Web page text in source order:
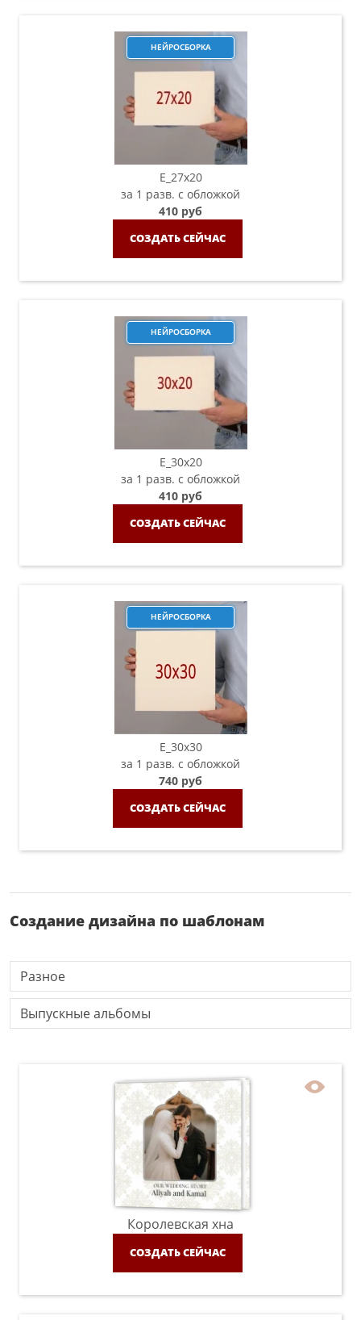
НЕЙРОСБОРКА
E_27x20
за 1 разв. с обложкой
410 руб
СОЗДАТЬ СЕЙЧАС
НЕЙРОСБОРКА
E_30x20
за 1 разв. с обложкой
410 руб
СОЗДАТЬ СЕЙЧАС
НЕЙРОСБОРКА
E_30х30
за 1 разв. с обложкой
740 руб
СОЗДАТЬ СЕЙЧАС
Создание дизайна по шаблонам
Разное
Выпускные альбомы
Королевская хна
СОЗДАТЬ СЕЙЧАС